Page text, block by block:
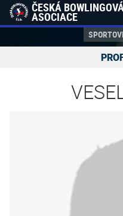
ČESKÁ
ASOCIACE